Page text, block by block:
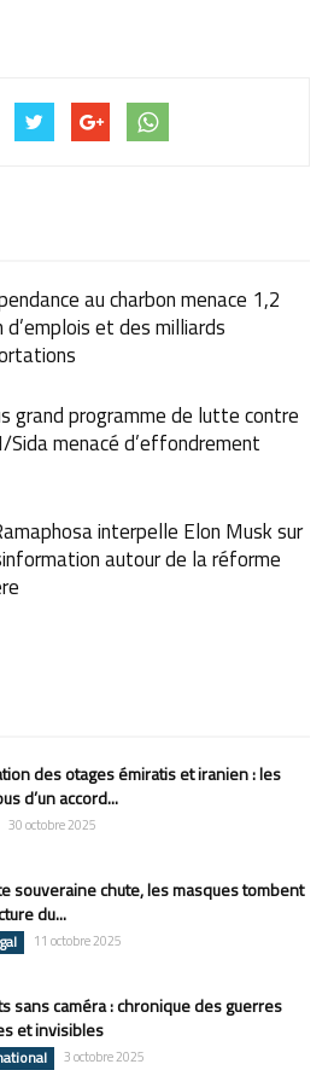
au charbon menace 1,2
d’emplois et des milliards
grand programme de lutte contre
Sida menacé d’effondrement
interpelle Elon Musk sur
autour de la réforme
des otages émiratis et iranien : les
d’un accord...
30 octobre 2025
souveraine chute, les masques tombent
du...
11 octobre 2025
sans caméra : chronique des guerres
et invisibles
3 octobre 2025